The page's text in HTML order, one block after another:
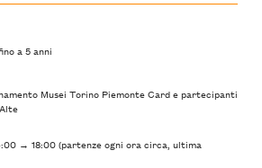
a 5 anni
Musei Torino Piemonte Card e partecipanti
→ 18:00 (partenze ogni ora circa, ultima